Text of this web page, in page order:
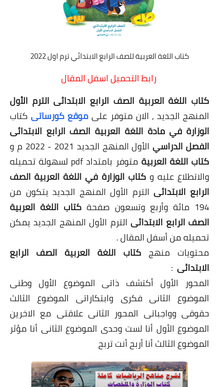
كتاب اللغة العربية للصف الرابع الابتدائي ترم اول 2022
رابط التحميل اسفل المقال
كتاب اللغة العربية الصف الرابع الابتدائى الترم الأول
المنهج الجديد , الان متوفر علىموقع كورساتىكتاب
الوزارة في مادة اللغة العربية الصف الرابع الابتدائى
الفصل الدراسيالأول المنهج الجديد 2021 - 2022 م و
كتاب اللغة العربية
متوفر بامتداد pdf لسهولة تحميله
والاتطلاع عليه وكتاب الوزارة في اللغة العربية الصف
الرابع الابتدائى الترم الأول المنهج الجديد يتكون من
194 مائة وأربع وتسعون صفحة
كتاب اللغة العربية
الصف الرابع الابتدائى الترم الأول المنهج الجديد يمكن
تحميله من أسفل المقال .
محتويات منهج كتاب اللغة العربية الصف الرابع
الابتدائى :
المحور الأول أكتشف ذاتى الموضوع الأول وطنى
الموضوع الثانى فكرى وابتكاراتى الموضوع الثالث
حقوقى وواجباتى المحور الثانى علاقتى مع الاخرين
الموضوع الأول أنا لست وحدى الموضوع الثانى أنا مؤثر
الموضوع الثالث أنا أربح أنت تربح